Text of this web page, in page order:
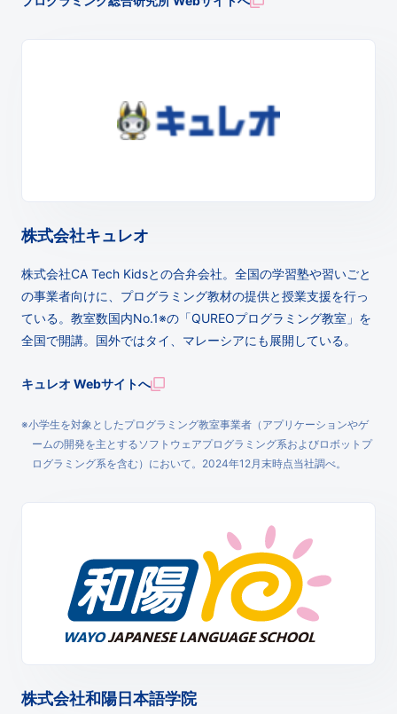
株式会社キュレオ
株式会社CA Tech Kidsとの合弁会社。全国の学習塾や習いごと
の事業者向けに、プログラミング教材の提供と授業支援を行っ
ている。教室数国内No.1※の「QUREOプログラミング教室」を
全国で開講。国外ではタイ、マレーシアにも展開している。
キュレオ Webサイトへ
※小学生を対象としたプログラミング教室事業者（アプリケーションやゲ
ームの開発を主とするソフトウェアプログラミング系およびロボットプ
ログラミング系を含む）において。2024年12月末時点当社調べ。
株式会社和陽日本語学院